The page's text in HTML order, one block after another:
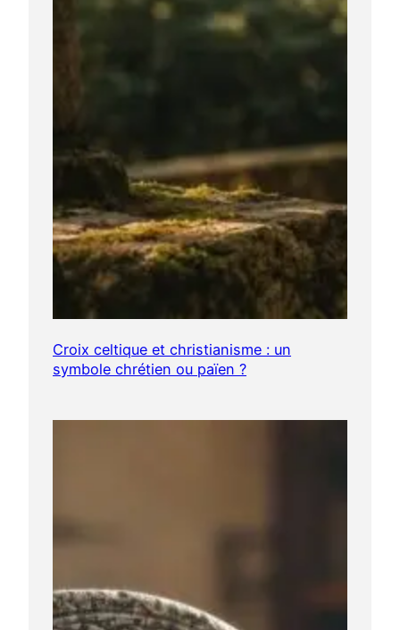
Croix celtique et christianisme : un
symbole chrétien ou païen ?